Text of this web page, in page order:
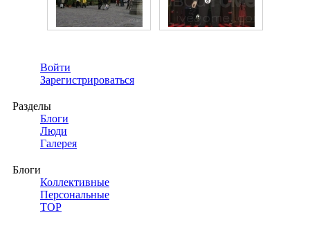
Войти
Зарегистрироваться
Разделы
Блоги
Люди
Галерея
Блоги
Коллективные
Персональные
TOP